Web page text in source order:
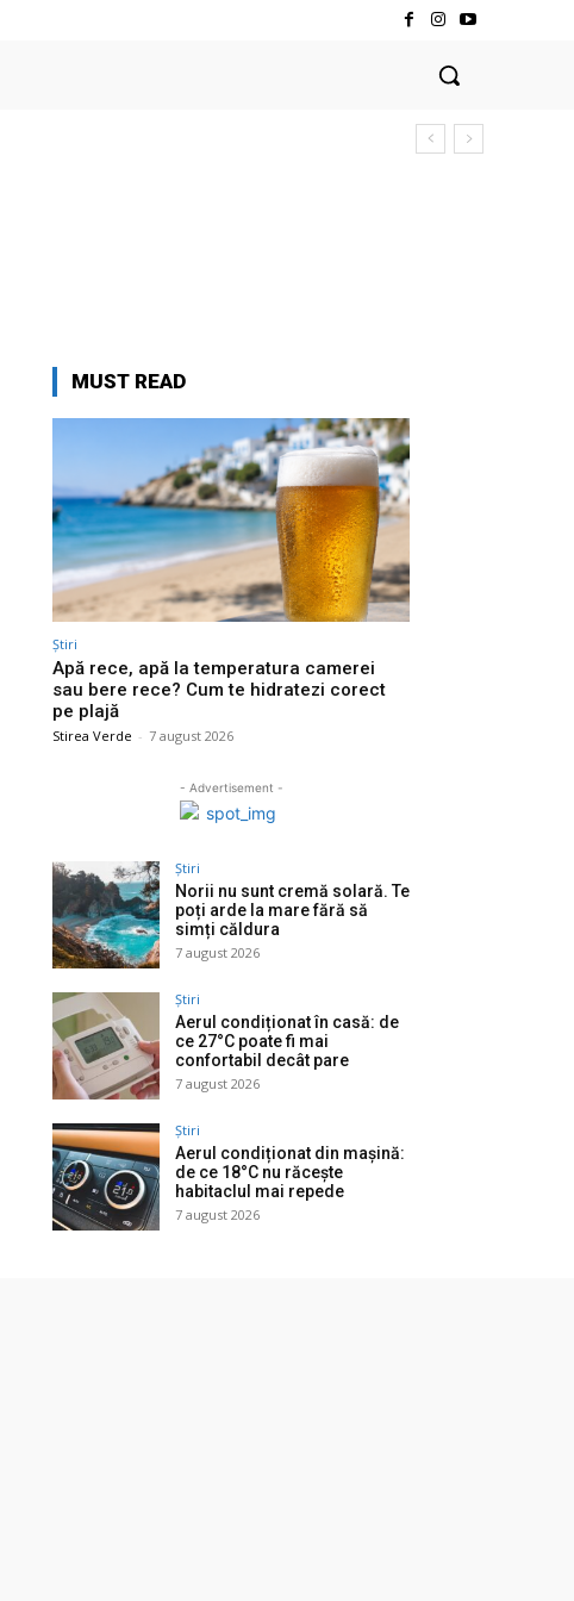
MUST READ
Știri
Apă rece, apă la temperatura camerei
sau bere rece? Cum te hidratezi corect
pe plajă
Stirea Verde - 7 august 2026
- Advertisement -
Știri
Norii nu sunt cremă solară. Te
poți arde la mare fără să
simți căldura
7 august 2026
Știri
Aerul condiționat în casă: de
ce 27°C poate fi mai
confortabil decât pare
7 august 2026
Știri
Aerul condiționat din mașină:
de ce 18°C nu răcește
habitaclul mai repede
7 august 2026